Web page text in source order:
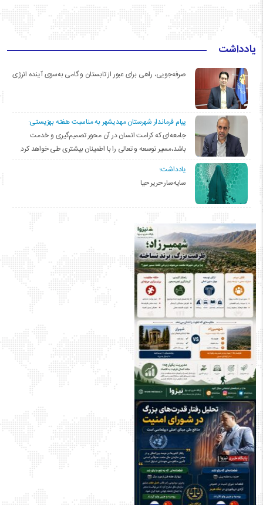
یادداشت
صرفه‌جویی، راهی برای عبور از تابستان و گامی به‌سوی آینده انرژی
پیام فرماندار شهرستان مهدیشهر به مناسبت هفته بهزیستی:
جامعه‌ای که کرامت انسان در آن محور تصمیم‌گیری و خدمت
باشد،مسیر توسعه و تعالی را با اطمینان بیشتری طی خواهد کرد.
یادداشت؛
سایه‌سار حریر حیا